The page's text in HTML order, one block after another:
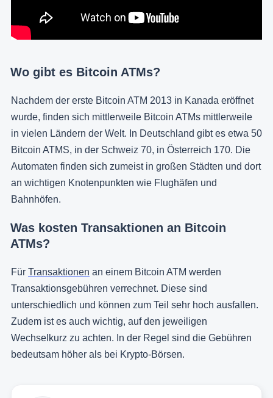
Wo gibt es Bitcoin ATMs?
Nachdem der erste Bitcoin ATM 2013 in Kanada eröffnet
wurde, finden sich mittlerweile Bitcoin ATMs mittlerweile
in vielen Ländern der Welt. In Deutschland gibt es etwa 50
Bitcoin ATMS, in der Schweiz 70, in Österreich 170. Die
Automaten finden sich zumeist in großen Städten und dort
an wichtigen Knotenpunkten wie Flughäfen und
Bahnhöfen.
Was kosten Transaktionen an Bitcoin
ATMs?
Für Transaktionen an einem Bitcoin ATM werden
Transaktionsgebühren verrechnet. Diese sind
unterschiedlich und können zum Teil sehr hoch ausfallen.
Zudem ist es auch wichtig, auf den jeweiligen
Wechselkurz zu achten. In der Regel sind die Gebühren
bedeutsam höher als bei Krypto-Börsen.